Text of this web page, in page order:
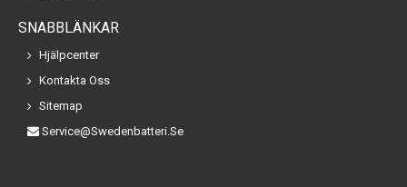
SNABBLÄNKAR
Hjälpcenter
Kontakta Oss
Sitemap
Service@swedenbatteri.se